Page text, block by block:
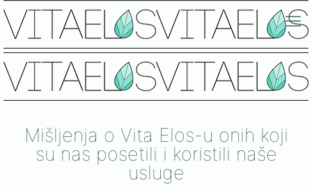
Mišljenja o Vita Elos-u onih koji
su nas posetili i koristili naše
usluge